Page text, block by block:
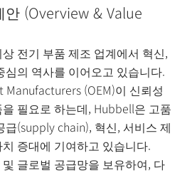
(Overview & Value
전기 부품 제조 업계에서 혁신,
심의 역사를 이어오고 있습니다.
(OEM)이 신뢰성
필요로 하는데, Hubbell은 고품
급(supply chain), 혁신, 서비스 제
증대에 기여하고 있습니다.
글로벌 공급망을 보유하여, 다